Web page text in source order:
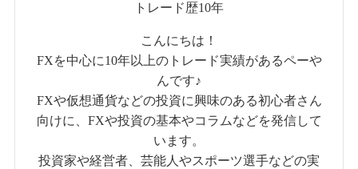
トレード歴10年
こんにちは！
FXを中心に10年以上のトレード実績があるペーや
んです♪
FXや仮想通貨などの投資に興味のある初心者さん
向けに、FXや投資の基本やコラムなどを発信して
います。
投資家や経営者、芸能人やスポーツ選手などの実